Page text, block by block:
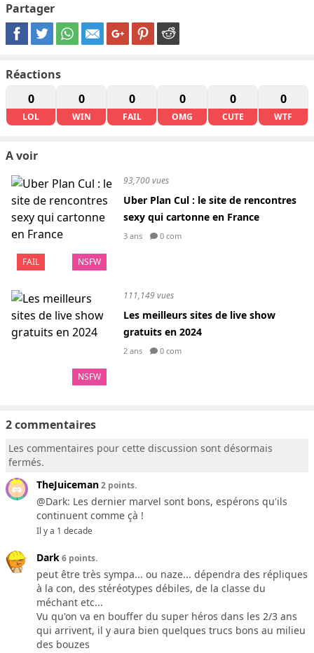
Partager
Réactions
0
LOL
0
WIN
0
FAIL
0
OMG
0
CUTE
0
WTF
A voir
FAIL NSFW
93,700 vues
Uber Plan Cul : le site de rencontres
sexy qui cartonne en France
3 ans 0 com
NSFW
111,149 vues
Les meilleurs sites de live show
gratuits en 2024
2 ans 0 com
2 commentaires
Les commentaires pour cette discussion sont désormais
fermés.
TheJuiceman2 points.
@Dark: Les dernier marvel sont bons, espérons qu'ils
continuent comme çà !
Il y a 1 decade
Dark6 points.
peut être très sympa... ou naze... dépendra des répliques
à la con, des stéréotypes débiles, de la classe du
méchant etc...
Vu qu'on va en bouffer du super héros dans les 2/3 ans
qui arrivent, il y aura bien quelques trucs bons au milieu
des bouzes